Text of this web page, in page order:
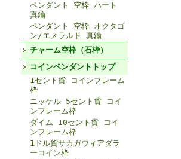
ペンダント 空枠 ハート
真鍮
ペンダント 空枠 オクタゴ
ン/エメラルド 真鍮
チャーム空枠（石枠）
コインペンダントトップ
1セント貨 コインフレーム
枠
ニッケル 5セント貨 コイ
ンフレーム枠
ダイム 10セント貨 コイ
ンフレーム枠
1ドル貨サカガウィアダラ
ーコイン枠